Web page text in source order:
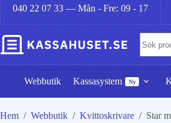
040 22 07 33 — Mån - Fre: 09 - 17
Webbutik Kassasystem Ny
Hem / Webbutik / Kvittoskrivare / Star